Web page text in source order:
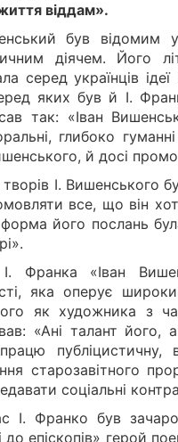
віддам».
був
діячем. Його
серед українців
яких був й І.
так: «Іван
глибоко
й досі
творів І. Вишенського
все, що він
його послань
Франка «Іван
яка оперує
як художника з
«Ані талант його,
старозавітного
соціальні
І. Франко був
до епіскопів» герой